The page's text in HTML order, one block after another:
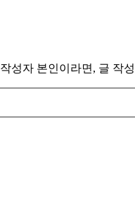
작성자 본인이라면, 글 작